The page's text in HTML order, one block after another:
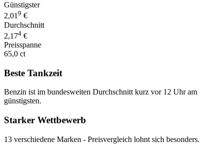
Günstigster
2,019 €
Durchschnitt
2,174 €
Preisspanne
65,0 ct
Beste Tankzeit
Benzin ist im bundesweiten Durchschnitt kurz vor 12 Uhr am
günstigsten.
Starker Wettbewerb
13 verschiedene Marken - Preisvergleich lohnt sich besonders.